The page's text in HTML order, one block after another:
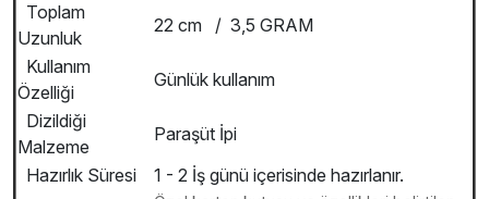
Toplam
Uzunluk
22 cm / 3,5 GRAM
Kullanım
Özelliği
Günlük kullanım
Dizildiği
Malzeme
Paraşüt İpi
Hazırlık Süresi
1 - 2 İş günü içerisinde hazırlanır.